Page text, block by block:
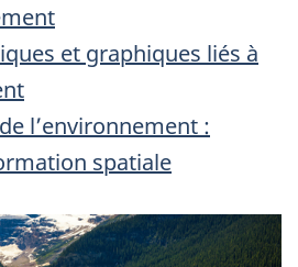
et graphiques liés à
l’environnement :
spatiale